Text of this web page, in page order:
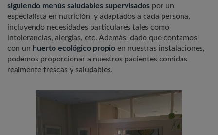
siguiendo menús saludables supervisados por un
especialista en nutrición, y adaptados a cada persona,
incluyendo necesidades particulares tales como
intolerancias, alergias, etc. Además, dado que contamos
con un huerto ecológico propio en nuestras instalaciones,
podemos proporcionar a nuestros pacientes comidas
realmente frescas y saludables.